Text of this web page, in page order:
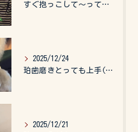
すぐ抱っこして〜って言うので、抱っこ紐に入れてゆらゆら☺️
2025/12/24
珀歯磨きとっても上手(о´∀`о)
2025/12/21